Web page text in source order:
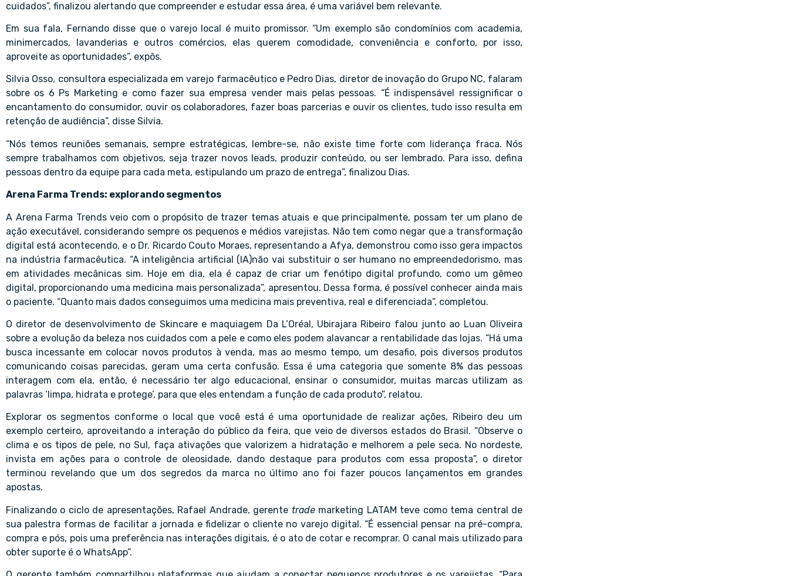
cuidados”, finalizou alertando que compreender e estudar essa área, é uma variável bem relevante.
Em sua fala, Fernando disse que o varejo local é muito promissor. “Um exemplo são condomínios com academia,
minimercados, lavanderias e outros comércios, elas querem comodidade, conveniência e conforto, por isso,
aproveite as oportunidades”, expôs.
Silvia Osso, consultora especializada em varejo farmacêutico e Pedro Dias, diretor de inovação do Grupo NC, falaram
sobre os 6 Ps Marketing e como fazer sua empresa vender mais pelas pessoas. “É indispensável ressignificar o
encantamento do consumidor, ouvir os colaboradores, fazer boas parcerias e ouvir os clientes, tudo isso resulta em
retenção de audiência”, disse Silvia.
“Nós temos reuniões semanais, sempre estratégicas, lembre-se, não existe time forte com liderança fraca. Nós
sempre trabalhamos com objetivos, seja trazer novos leads, produzir conteúdo, ou ser lembrado. Para isso, defina
pessoas dentro da equipe para cada meta, estipulando um prazo de entrega”, finalizou Dias.
Arena Farma Trends: explorando segmentos
A Arena Farma Trends veio com o propósito de trazer temas atuais e que principalmente, possam ter um plano de
ação executável, considerando sempre os pequenos e médios varejistas. Não tem como negar que a transformação
digital está acontecendo, e o Dr. Ricardo Couto Moraes, representando a Afya, demonstrou como isso gera impactos
na indústria farmacêutica. “A inteligência artificial (IA)não vai substituir o ser humano no empreendedorismo, mas
em atividades mecânicas sim. Hoje em dia, ela é capaz de criar um fenótipo digital profundo, como um gêmeo
digital, proporcionando uma medicina mais personalizada”, apresentou. Dessa forma, é possível conhecer ainda mais
o paciente. “Quanto mais dados conseguimos uma medicina mais preventiva, real e diferenciada”, completou.
O diretor de desenvolvimento de Skincare e maquiagem Da L’Oréal, Ubirajara Ribeiro falou junto ao Luan Oliveira
sobre a evolução da beleza nos cuidados com a pele e como eles podem alavancar a rentabilidade das lojas. “Há uma
busca incessante em colocar novos produtos à venda, mas ao mesmo tempo, um desafio, pois diversos produtos
comunicando coisas parecidas, geram uma certa confusão. Essa é uma categoria que somente 8% das pessoas
interagem com ela, então, é necessário ter algo educacional, ensinar o consumidor, muitas marcas utilizam as
palavras ‘limpa, hidrata e protege’, para que eles entendam a função de cada produto”, relatou.
Explorar os segmentos conforme o local que você está é uma oportunidade de realizar ações, Ribeiro deu um
exemplo certeiro, aproveitando a interação do público da feira, que veio de diversos estados do Brasil. “Observe o
clima e os tipos de pele, no Sul, faça ativações que valorizem a hidratação e melhorem a pele seca. No nordeste,
invista em ações para o controle de oleosidade, dando destaque para produtos com essa proposta”, o diretor
terminou revelando que um dos segredos da marca no último ano foi fazer poucos lançamentos em grandes
apostas.
Finalizando o ciclo de apresentações, Rafael Andrade, gerente trademarketing LATAM teve como tema central de
sua palestra formas de facilitar a jornada e fidelizar o cliente no varejo digital. “É essencial pensar na pré-compra,
compra e pós, pois uma preferência nas interações digitais, é o ato de cotar e recomprar. O canal mais utilizado para
obter suporte é o WhatsApp”.